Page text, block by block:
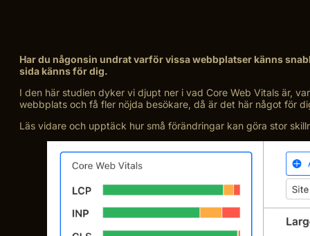
Har du någonsin undrat varför vissa webbplatser känns
sida känns för dig.
I den här studien dyker vi djupt ner i vad Core Web Vitals är,
webbplats och få fler nöjda besökare, då är det här något för
Läs vidare och upptäck hur små förändringar kan göra stor